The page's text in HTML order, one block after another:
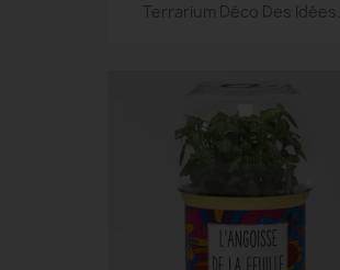
Terrarium Déco Des Idées...